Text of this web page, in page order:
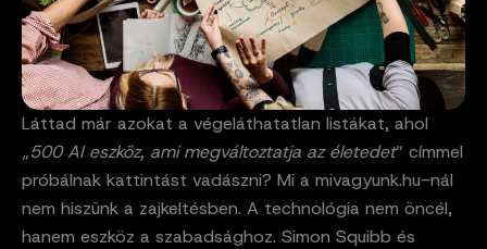
Láttad már azokat a végeláthatatlan listákat, ahol
„500 AI eszköz, ami megváltoztatja az életedet” címmel
próbálnak kattintást vadászni? Mi a mivagyunk.hu-nál
nem hiszünk a zajkeltésben. A technológia nem öncél,
hanem eszköz a szabadsághoz. Simon Squibb és